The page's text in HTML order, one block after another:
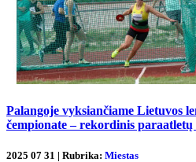
Palangoje vyksiančiame Lietuvos
čempionate – rekordinis paraatletų
2025 07 31 | Rubrika: Miestas